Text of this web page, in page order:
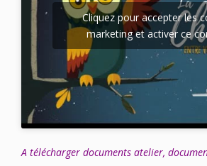
Cliquez pour accepter les
marketing et activer ce
A télécharger documents atelier,